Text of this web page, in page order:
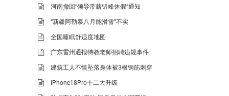
河南撤回“领导带薪错峰休假”通知
“新疆阿勒泰八月能滑雪”不实
全国睡眠舒适度地图
广东雷州通报特教老师招聘违规事件
建筑工人不慎坠落身体被3根钢筋刺穿
iPhone18Pro十二大升级